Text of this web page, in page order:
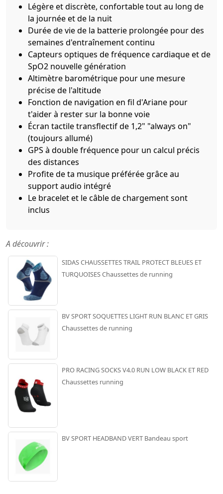
Légère et discrète, confortable tout au long de
la journée et de la nuit
Durée de vie de la batterie prolongée pour des
semaines d'entraînement continu
Capteurs optiques de fréquence cardiaque et de
SpO2 nouvelle génération
Altimètre barométrique pour une mesure
précise de l'altitude
Fonction de navigation en fil d'Ariane pour
t'aider à rester sur la bonne voie
Écran tactile transflectif de 1,2" "always on"
(toujours allumé)
GPS à double fréquence pour un calcul précis
des distances
Profite de ta musique préférée grâce au
support audio intégré
Le bracelet et le câble de chargement sont
inclus
A découvrir :
SIDAS CHAUSSETTES TRAIL PROTECT BLEUES ET
TURQUOISES Chaussettes de running
BV SPORT SOQUETTES LIGHT RUN BLANC ET GRIS
Chaussettes de running
PRO RACING SOCKS V4.0 RUN LOW BLACK ET RED
Chaussettes running
BV SPORT HEADBAND VERT Bandeau sport